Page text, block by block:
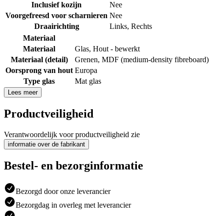
Inclusief kozijn
Nee
Voorgefreesd voor scharnieren Nee
Draairichting
Links, Rechts
Materiaal
Materiaal
Glas, Hout - bewerkt
Materiaal (detail)
Grenen, MDF (medium-density fibreboard)
Oorsprong van hout Europa
Type glas
Mat glas
Lees meer
Productveiligheid
Verantwoordelijk voor productveiligheid zie
informatie over de fabrikant
Bestel- en bezorginformatie
Bezorgd door onze leverancier
Bezorgdag in overleg met leverancier